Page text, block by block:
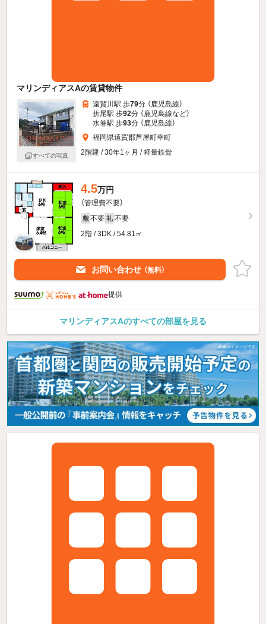
マリンディアスAの賃貸物件
すべての写真
遠賀川駅 歩79分 （鹿児島線）
折尾駅 歩92分 （鹿児島線など）
水巻駅 歩93分 （鹿児島線）
福岡県遠賀郡芦屋町幸町
2階建 / 30年1ヶ月 / 軽量鉄骨
4.5万円
（管理費不要）
敷 不要 礼 不要
2階 / 3DK / 54.81㎡
お問い合わせ （無料）
提供
マリンディアスAのすべての部屋を見る